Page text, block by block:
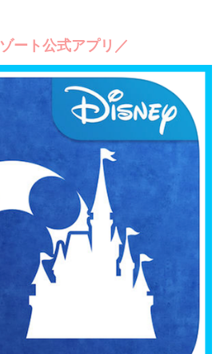
ート公式アプリ／